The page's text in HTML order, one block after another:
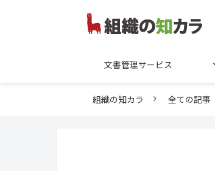
文書管理サービス
組織の知カラ 全ての記事